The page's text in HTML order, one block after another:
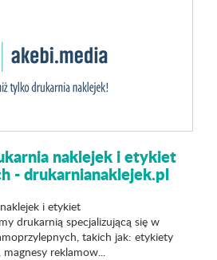
naklejek i etykiet
- drukarnianaklejek.pl
i etykiet
drukarnią specjalizującą się w
takich jak: etykiety
reklamow...